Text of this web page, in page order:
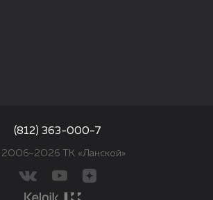
ТК «Ланской»
(812) 363-000-7